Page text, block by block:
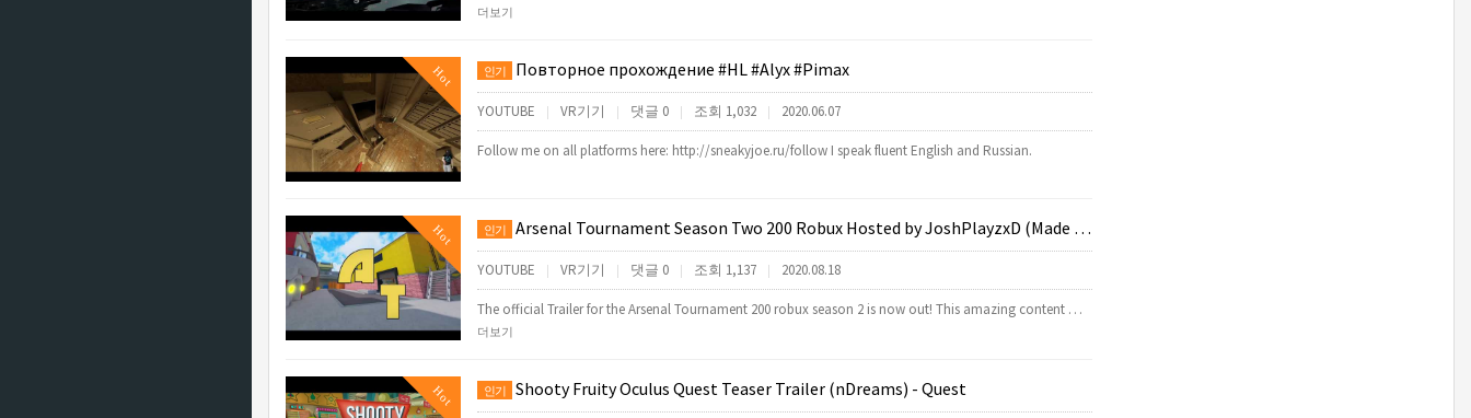
더보기
Hot 인기 Повторное прохождение #HL #Alyx #Pimax
YOUTUBE | VR기기 | 댓글 0 | 조회 1,032 | 2020.06.07
Follow me on all platforms here: http://sneakyjoe.ru/follow I speak fluent English and Russian.
Hot 인기 Arsenal Tournament Season Two 200 Robux Hosted by JoshPlayzxD (Made by MixedReality)
YOUTUBE | VR기기 | 댓글 0 | 조회 1,137 | 2020.08.18
The official Trailer for the Arsenal Tournament 200 robux season 2 is now out! This amazing content …
더보기
Hot 인기 Shooty Fruity Oculus Quest Teaser Trailer (nDreams) - Quest